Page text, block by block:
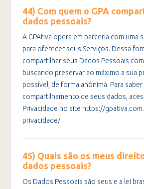
44) Com quem o GPA
dados pessoais?
A GPAtiva opera em parceria com uma
para oferecer seus Serviços. Dessa
compartilhar seus Dados Pessoais
buscando preservar ao máximo a sua
possível, de forma anônima. Para
compartilhamento de seus dados,
Privacidade no site https://
privacidade/.
45) Quais são os meus
dados pessoais?
Os Dados Pessoais são seus e a lei